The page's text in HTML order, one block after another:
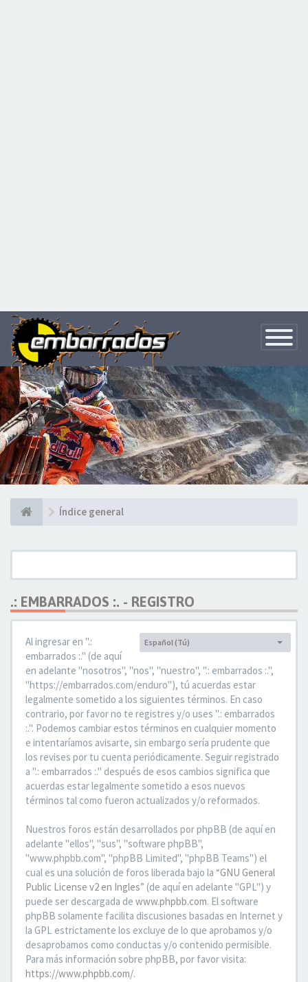
Toggle
Índice general
.: EMBARRADOS :. - REGISTRO
Idioma:
Español (Tú)
Al ingresar en ".:
embarrados :." (de aquí
en adelante "nosotros", "nos", "nuestro", ".: embarrados :.",
"https://embarrados.com/enduro"), tú acuerdas estar
legalmente sometido a los siguientes términos. En caso
contrario, por favor no te registres y/o uses ".: embarrados
:.". Podemos cambiar estos términos en cualquier momento
e intentaríamos avisarte, sin embargo sería prudente que
los revises por tu cuenta periódicamente. Seguir registrado
a ".: embarrados :." después de esos cambios significa que
acuerdas estar legalmente sometido a esos nuevos
términos tal como fueron actualizados y/o reformados.
Nuestros foros están desarrollados por phpBB (de aquí en
adelante "ellos", "sus", "software phpBB",
"www.phpbb.com", "phpBB Limited", "phpBB Teams") el
cual es una solución de foros liberada bajo la “GNU General
Public License v2 en Ingles” (de aquí en adelante "GPL") y
puede ser descargada de www.phpbb.com. El software
phpBB solamente facilita discusiones basadas en Internet y
la GPL estrictamente los excluye de lo que aprobamos y/o
desaprobamos como conductas y/o contenido permisible.
Para más información sobre phpBB, por favor visita:
https://www.phpbb.com/.